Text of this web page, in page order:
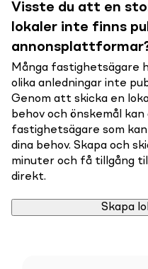
Visste du att en
lokaler inte finns
Många fastighetsägare
olika anledningar inte
Genom att skicka en
behov och önskemål
fastighetsägare som
dina behov. Skapa och
minuter och få tillgång
direkt.
Skapa